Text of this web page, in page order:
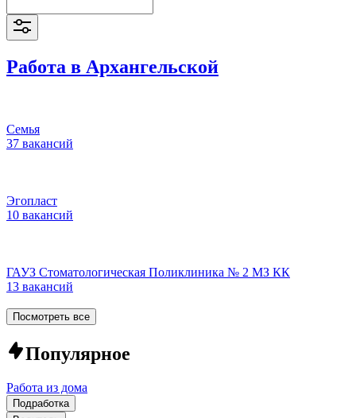
Работа в Архангельской
Семья
37 вакансий
Эгопласт
10 вакансий
ГАУЗ Стоматологическая Поликлиника № 2 МЗ КК
13 вакансий
Посмотреть все
Популярное
Работа из дома
Подработка